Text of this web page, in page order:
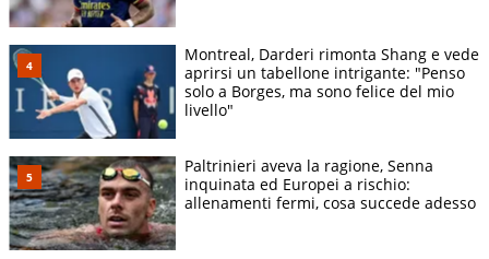
Montreal, Darderi rimonta Shang e vede
aprirsi un tabellone intrigante: "Penso
solo a Borges, ma sono felice del mio
livello"
Paltrinieri aveva la ragione, Senna
inquinata ed Europei a rischio:
allenamenti fermi, cosa succede adesso